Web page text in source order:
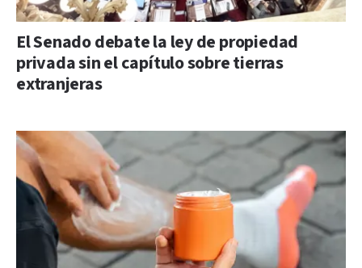
El Senado debate la ley de propiedad
privada sin el capítulo sobre tierras
extranjeras